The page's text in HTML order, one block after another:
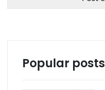
Popular posts